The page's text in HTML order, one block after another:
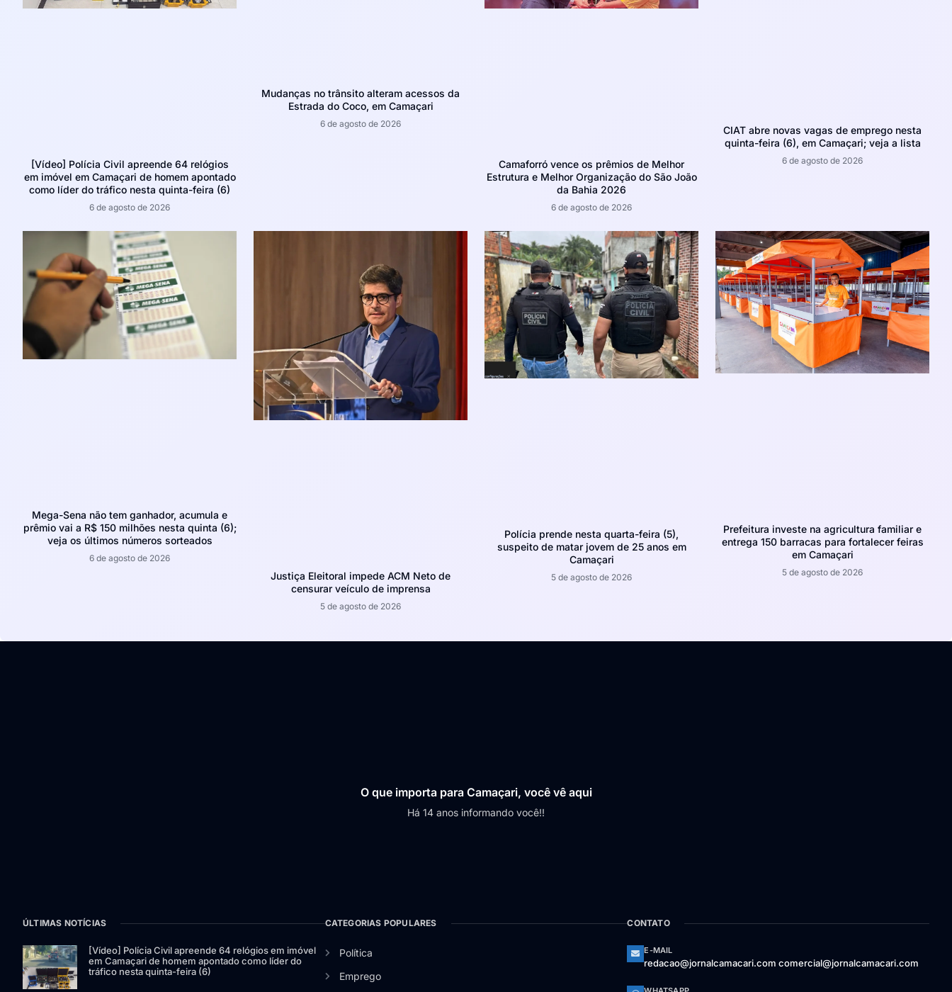
[Vídeo] Polícia Civil apreende 64 relógios
em imóvel em Camaçari de homem apontado
como líder do tráfico nesta quinta-feira (6)
6 de agosto de 2026
Mudanças no trânsito alteram acessos da
Estrada do Coco, em Camaçari
6 de agosto de 2026
Camaforró vence os prêmios de Melhor
Estrutura e Melhor Organização do São João
da Bahia 2026
6 de agosto de 2026
CIAT abre novas vagas de emprego nesta
quinta-feira (6), em Camaçari; veja a lista
6 de agosto de 2026
Mega-Sena não tem ganhador, acumula e
prêmio vai a R$ 150 milhões nesta quinta (6);
veja os últimos números sorteados
6 de agosto de 2026
Justiça Eleitoral impede ACM Neto de
censurar veículo de imprensa
5 de agosto de 2026
Polícia prende nesta quarta-feira (5),
suspeito de matar jovem de 25 anos em
Camaçari
5 de agosto de 2026
Prefeitura investe na agricultura familiar e
entrega 150 barracas para fortalecer feiras
em Camaçari
5 de agosto de 2026
O que importa para Camaçari, você vê aqui
Há 14 anos informando você!!
ÚLTIMAS NOTÍCIAS
[Vídeo] Polícia Civil apreende 64 relógios em imóvel
em Camaçari de homem apontado como líder do
tráfico nesta quinta-feira (6)
CATEGORIAS POPULARES
Política
Emprego
CONTATO
E-MAIL
redacao@jornalcamacari.com comercial@jornalcamacari.com